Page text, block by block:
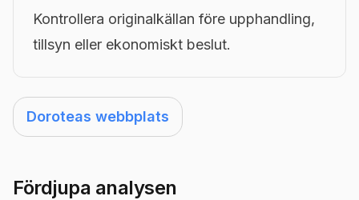
Kontrollera originalkällan före upphandling,
tillsyn eller ekonomiskt beslut.
Doroteas webbplats
Fördjupa analysen